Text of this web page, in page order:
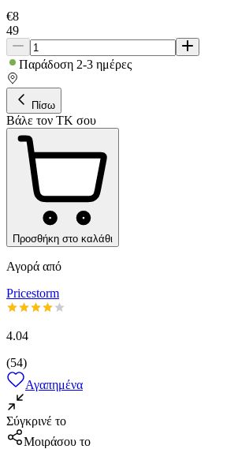
€8
49
Παράδοση 2-3 ημέρες
Πίσω
Βάλε τον ΤΚ σου
Προσθήκη στο καλάθι
Αγορά από
Pricestorm
4.04
(54)
Αγαπημένα
Σύγκρινέ το
Μοιράσου το